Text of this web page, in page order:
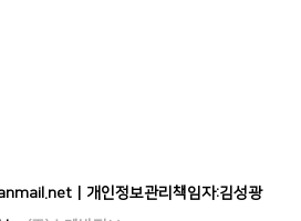
| 개인정보관리책임자:김성광